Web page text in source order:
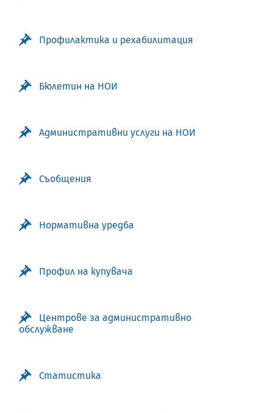
Профилактика и рехабилитация
Бюлетин на НОИ
Административни услуги на НОИ
Съобщения
Нормативна уредба
Профил на купувача
Центрове за административно
обслужване
Статистика